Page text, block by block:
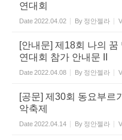
연대회
Date2022.04.02 By 정안젤라
[안내문] 제18회 나의
연대회 참가 안내문 II
Date2022.04.08 By 정안젤라
[공문] 제30회 동요부르
악축제
Date2022.04.14 By 정안젤라